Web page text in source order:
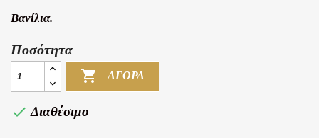
Βανίλια.
Ποσότητα
 ΑΓΟΡΆ
 Διαθέσιμο